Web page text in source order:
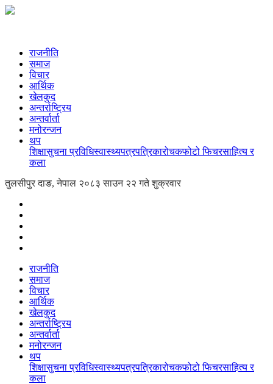
राजनीति
समाज
विचार
आर्थिक
खेलकुद
अन्तर्राष्ट्रिय
अन्तर्वार्ता
मनोरन्जन
थप
शिक्षासुचना प्रविधिस्वास्थ्यपत्रपत्रिकारोचकफोटो फिचरसाहित्य र
कला
तुलसीपुर दाङ, नेपाल २०८३ साउन २२ गते शुक्रवार
राजनीति
समाज
विचार
आर्थिक
खेलकुद
अन्तर्राष्ट्रिय
अन्तर्वार्ता
मनोरन्जन
थप
शिक्षासुचना प्रविधिस्वास्थ्यपत्रपत्रिकारोचकफोटो फिचरसाहित्य र
कला